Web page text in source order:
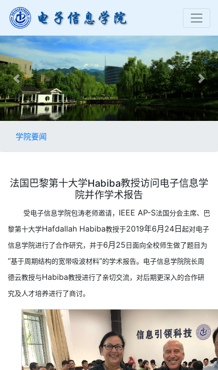
Previous Next
学院要闻
法国巴黎第十大学Habiba教授访问电子信息学
院并作学术报告
受电子信息学院包涛老师邀请， IEEE AP-S法国分会主席、巴
黎第十大学Hafdallah Habiba教授于2019年6月24日 起对电子
信息学院进行了合作研究，并于6月25 日面向全校师生做了题目为
“基于周期结构的宽带吸波材料”的学术报告。 电子信息学院院长周
德云教授与Habiba教授进行了亲切交流，对后期更深入的合作研
究及人才培养进行了商讨。